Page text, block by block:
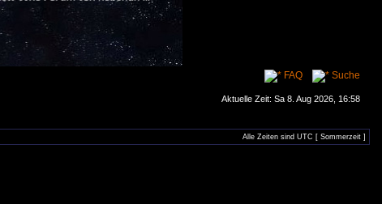
FAQ Suche
Aktuelle Zeit: Sa 8. Aug 2026, 16:58
Alle Zeiten sind UTC [ Sommerzeit ]